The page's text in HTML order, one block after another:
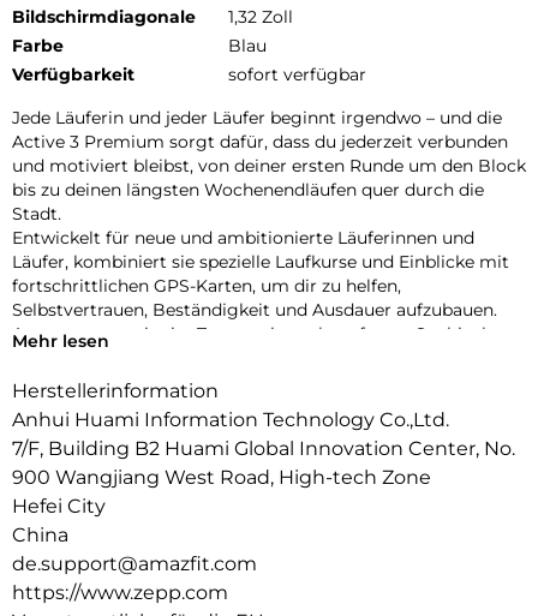
Bildschirmdiagonale
1,32 Zoll
Farbe
Blau
Verfügbarkeit
sofort verfügbar
Jede Läuferin und jeder Läufer beginnt irgendwo – und die
Active 3 Premium sorgt dafür, dass du jederzeit verbunden
und motiviert bleibst, von deiner ersten Runde um den Block
bis zu deinen längsten Wochenendläufen quer durch die
Stadt.
Entwickelt für neue und ambitionierte Läuferinnen und
Läufer, kombiniert sie spezielle Laufkurse und Einblicke mit
fortschrittlichen GPS-Karten, um dir zu helfen,
Selbstvertrauen, Beständigkeit und Ausdauer aufzubauen.
Ausgestattet mit vier Tasten, einem kratzfesten Saphirglas-
selbst bei intensiver Sonneneinstrahlung gut ablesbar ist,
Kontrolle und beste Sicht – von Läufen im Morgengrauen bis
zu Runs durch die Innenstadt.
Klüger Trainieren, Kraftvoller Laufen:
Bringe dein Lauftraining auf das nächste Level – mit
wissenschaftlich fundierten Trainingsplänen vom Einsteiger-
wie Aerobic Endurance Foundation, Fartlek-Läufen und Core-
Einheiten hilft dir die Active 3, deinen Zielen jeden Tag ein
Mehr lesen
Herstellerinformation
Anhui Huami Information Technology Co.,Ltd.
7/F, Building B2 Huami Global Innovation Center, No.
900 Wangjiang West Road, High-tech Zone
Hefei City
China
de.support@amazfit.com
https://www.zepp.com